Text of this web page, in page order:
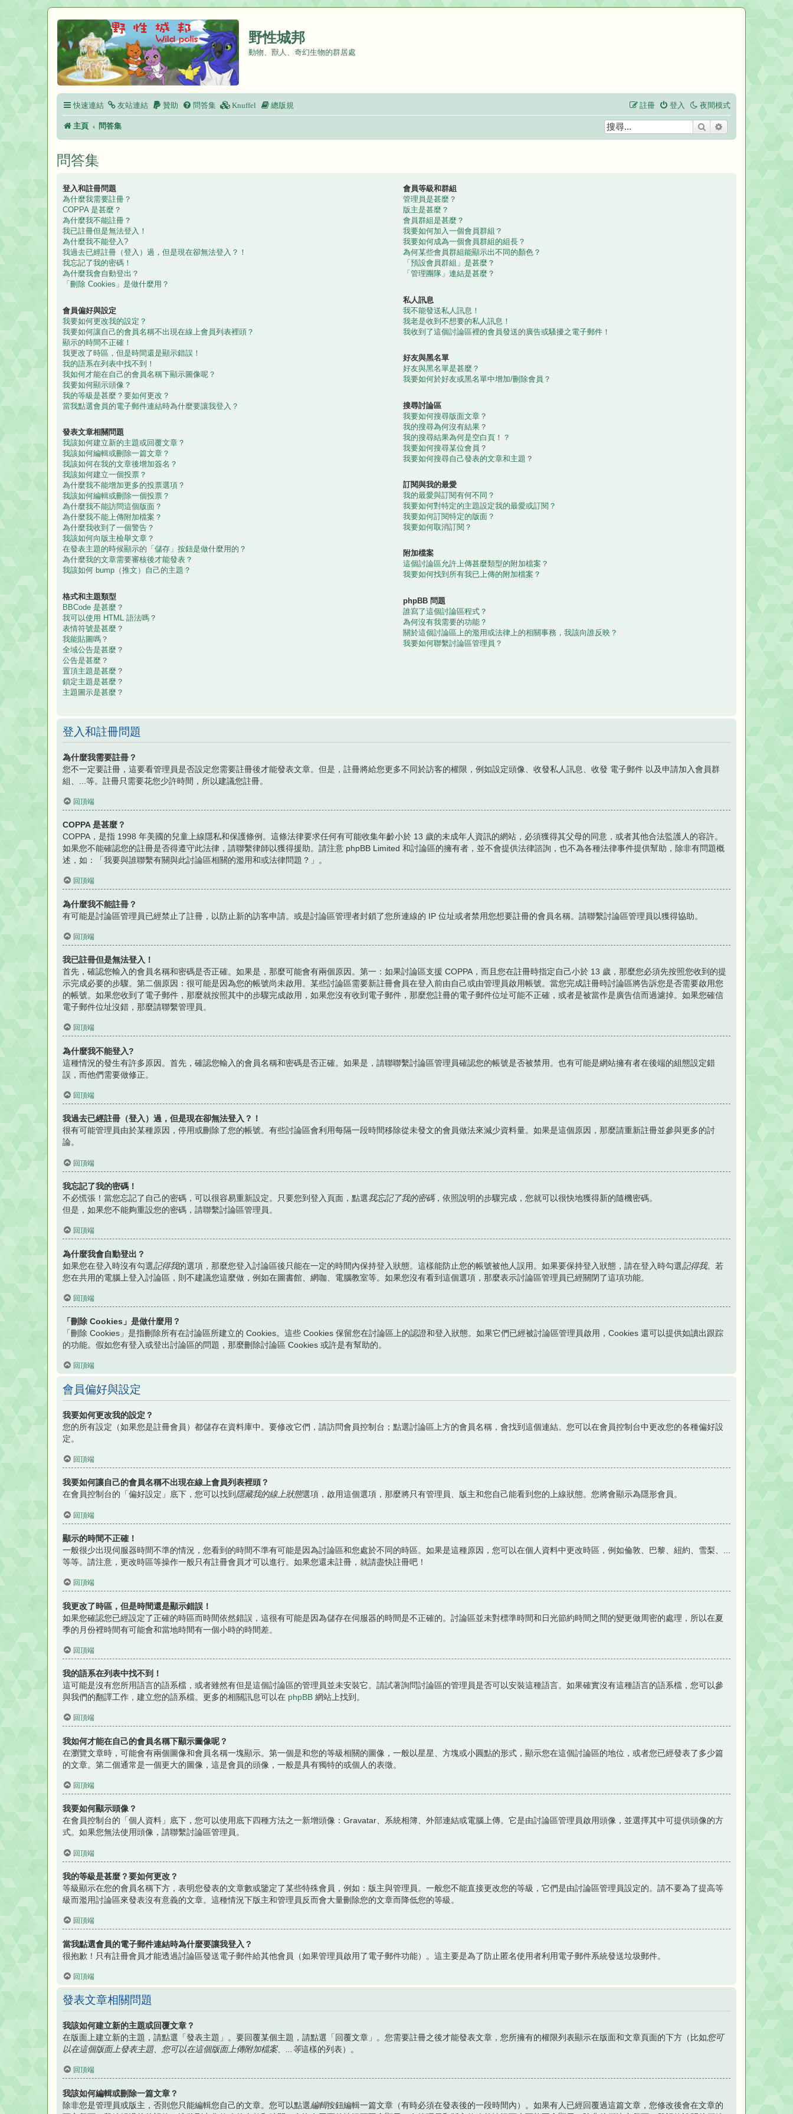
野性城邦
動物、獸人、奇幻生物的群居處
快速連結 夜間模式
友站連結 贊助 問答集 Knuffel 總版規 登入
註冊
主頁 問答集 搜尋
問答集
登入和註冊問題
為什麼我需要註冊？
COPPA 是甚麼？
為什麼我不能註冊？
我已註冊但是無法登入！
為什麼我不能登入?
我過去已經註冊（登入）過，但是現在卻無法登入？！
我忘記了我的密碼！
為什麼我會自動登出？
「刪除 Cookies」是做什麼用？
會員偏好與設定
我要如何更改我的設定？
我要如何讓自己的會員名稱不出現在線上會員列表裡頭？
顯示的時間不正確！
我更改了時區，但是時間還是顯示錯誤！
我的語系在列表中找不到！
我如何才能在自己的會員名稱下顯示圖像呢？
我要如何顯示頭像？
我的等級是甚麼？要如何更改？
當我點選會員的電子郵件連結時為什麼要讓我登入？
發表文章相關問題
我該如何建立新的主題或回覆文章？
我該如何編輯或刪除一篇文章？
我該如何在我的文章後增加簽名？
我該如何建立一個投票？
為什麼我不能增加更多的投票選項？
我該如何編輯或刪除一個投票？
為什麼我不能訪問這個版面？
為什麼我不能上傳附加檔案？
為什麼我收到了一個警告？
我該如何向版主檢舉文章？
在發表主題的時候顯示的「儲存」按鈕是做什麼用的？
為什麼我的文章需要審核後才能發表？
我該如何 bump（推文）自己的主題？
格式和主題類型
BBCode 是甚麼？
我可以使用 HTML 語法嗎？
表情符號是甚麼？
我能貼圖嗎？
全域公告是甚麼？
公告是甚麼？
置頂主題是甚麼？
鎖定主題是甚麼？
主題圖示是甚麼？
會員等級和群組
管理員是甚麼？
版主是甚麼？
會員群組是甚麼？
我要如何加入一個會員群組？
我要如何成為一個會員群組的組長？
為何某些會員群組能顯示出不同的顏色？
「預設會員群組」是甚麼？
「管理團隊」連結是甚麼？
私人訊息
我不能發送私人訊息！
我老是收到不想要的私人訊息！
我收到了這個討論區裡的會員發送的廣告或騷擾之電子郵件！
好友與黑名單
好友與黑名單是甚麼？
我要如何於好友或黑名單中增加/刪除會員？
搜尋討論區
我要如何搜尋版面文章？
我的搜尋為何沒有結果？
我的搜尋結果為何是空白頁！？
我要如何搜尋某位會員？
我要如何搜尋自己發表的文章和主題？
訂閱與我的最愛
我的最愛與訂閱有何不同？
我要如何對特定的主題設定我的最愛或訂閱？
我要如何訂閱特定的版面？
我要如何取消訂閱？
附加檔案
這個討論區允許上傳甚麼類型的附加檔案？
我要如何找到所有我已上傳的附加檔案？
phpBB 問題
誰寫了這個討論區程式？
為何沒有我需要的功能？
關於這個討論區上的濫用或法律上的相關事務，我該向誰反映？
我要如何聯繫討論區管理員？
登入和註冊問題
為什麼我需要註冊？
您不一定要註冊，這要看管理員是否設定您需要註冊後才能發表文章。但是，註冊將給您更多不同於訪客的權限，例如設定頭像、收發私人訊息、收發 電子郵件 以及申請加入會員群
組、...等。註冊只需要花您少許時間，所以建議您註冊。
回頂端
COPPA 是甚麼？
COPPA，是指 1998 年美國的兒童上線隱私和保護條例。這條法律要求任何有可能收集年齡小於 13 歲的未成年人資訊的網站，必須獲得其父母的同意，或者其他合法監護人的容許。
如果您不能確認您的註冊是否得遵守此法律，請聯繫律師以獲得援助。請注意 phpBB Limited 和討論區的擁有者，並不會提供法律諮詢，也不為各種法律事件提供幫助，除非有問題概
述，如：「我要與誰聯繫有關與此討論區相關的濫用和或法律問題？」。
回頂端
為什麼我不能註冊？
有可能是討論區管理員已經禁止了註冊，以防止新的訪客申請。或是討論區管理者封鎖了您所連線的 IP 位址或者禁用您想要註冊的會員名稱。請聯繫討論區管理員以獲得協助。
回頂端
我已註冊但是無法登入！
首先，確認您輸入的會員名稱和密碼是否正確。如果是，那麼可能會有兩個原因。第一：如果討論區支援 COPPA，而且您在註冊時指定自己小於 13 歲，那麼您必須先按照您收到的提
示完成必要的步驟。第二個原因：很可能是因為您的帳號尚未啟用。某些討論區需要新註冊會員在登入前由自己或由管理員啟用帳號。當您完成註冊時討論區將告訴您是否需要啟用您
的帳號。如果您收到了電子郵件，那麼就按照其中的步驟完成啟用，如果您沒有收到電子郵件，那麼您註冊的電子郵件位址可能不正確，或者是被當作是廣告信而過濾掉。如果您確信
電子郵件位址沒錯，那麼請聯繫管理員。
回頂端
為什麼我不能登入?
這種情況的發生有許多原因。首先，確認您輸入的會員名稱和密碼是否正確。如果是，請聯聯繫討論區管理員確認您的帳號是否被禁用。也有可能是網站擁有者在後端的組態設定錯
誤，而他們需要做修正。
回頂端
我過去已經註冊（登入）過，但是現在卻無法登入？！
很有可能管理員由於某種原因，停用或刪除了您的帳號。有些討論區會利用每隔一段時間移除從未發文的會員做法來減少資料量。如果是這個原因，那麼請重新註冊並參與更多的討
論。
回頂端
我忘記了我的密碼！
不必慌張！當您忘記了自己的密碼，可以很容易重新設定。只要您到登入頁面，點選我忘記了我的密碼，依照說明的步驟完成，您就可以很快地獲得新的隨機密碼。
但是，如果您不能夠重設您的密碼，請聯繫討論區管理員。
回頂端
為什麼我會自動登出？
如果您在登入時沒有勾選記得我的選項，那麼您登入討論區後只能在一定的時間內保持登入狀態。這樣能防止您的帳號被他人誤用。如果要保持登入狀態，請在登入時勾選記得我。若
您在共用的電腦上登入討論區，則不建議您這麼做，例如在圖書館、網咖、電腦教室等。如果您沒有看到這個選項，那麼表示討論區管理員已經關閉了這項功能。
回頂端
「刪除 Cookies」是做什麼用？
「刪除 Cookies」是指刪除所有在討論區所建立的 Cookies。這些 Cookies 保留您在討論區上的認證和登入狀態。如果它們已經被討論區管理員啟用，Cookies 還可以提供如讀出跟踪
的功能。假如您有登入或登出討論區的問題，那麼刪除討論區 Cookies 或許是有幫助的。
回頂端
會員偏好與設定
我要如何更改我的設定？
您的所有設定（如果您是註冊會員）都儲存在資料庫中。要修改它們，請訪問會員控制台；點選討論區上方的會員名稱，會找到這個連結。您可以在會員控制台中更改您的各種偏好設
定。
回頂端
我要如何讓自己的會員名稱不出現在線上會員列表裡頭？
在會員控制台的「偏好設定」底下，您可以找到 隱藏我的線上狀態選項，啟用這個選項，那麼將只有管理員、版主和您自己能看到您的上線狀態。您將會顯示為隱形會員。
回頂端
顯示的時間不正確！
一般很少出現伺服器時間不準的情況，您看到的時間不準有可能是因為討論區和您處於不同的時區。如果是這種原因，您可以在個人資料中更改時區，例如倫敦、巴黎、紐約、雪梨、...
等等。請注意，更改時區等操作一般只有註冊會員才可以進行。如果您還未註冊，就請盡快註冊吧！
回頂端
我更改了時區，但是時間還是顯示錯誤！
如果您確認您已經設定了正確的時區而時間依然錯誤，這很有可能是因為儲存在伺服器的時間是不正確的。討論區並未對標準時間和日光節約時間之間的變更做周密的處理，所以在夏
季的月份裡時間有可能會和當地時間有一個小時的時間差。
回頂端
我的語系在列表中找不到！
這可能是沒有您所用語言的語系檔，或者雖然有但是這個討論區的管理員並未安裝它。請試著詢問討論區的管理員是否可以安裝這種語言。如果確實沒有這種語言的語系檔，您可以參
與我們的翻譯工作，建立您的語系檔。更多的相關訊息可以在 phpBB 網站上找到。
回頂端
我如何才能在自己的會員名稱下顯示圖像呢？
在瀏覽文章時，可能會有兩個圖像和會員名稱一塊顯示。第一個是和您的等級相關的圖像，一般以星星、方塊或小圓點的形式，顯示您在這個討論區的地位，或者您已經發表了多少篇
的文章。第二個通常是一個更大的圖像，這是會員的頭像，一般是具有獨特的或個人的表徵。
回頂端
我要如何顯示頭像？
在會員控制台的「個人資料」底下，您可以使用底下四種方法之一新增頭像：Gravatar、系統相簿、外部連結或電腦上傳。它是由討論區管理員啟用頭像，並選擇其中可提供頭像的方
式。如果您無法使用頭像，請聯繫討論區管理員。
回頂端
我的等級是甚麼？要如何更改？
等級顯示在您的會員名稱下方，表明您發表的文章數或鑒定了某些特殊會員，例如：版主與管理員。一般您不能直接更改您的等級，它們是由討論區管理員設定的。請不要為了提高等
級而濫用討論區來發表沒有意義的文章。這種情況下版主和管理員反而會大量刪除您的文章而降低您的等級。
回頂端
當我點選會員的電子郵件連結時為什麼要讓我登入？
很抱歉！只有註冊會員才能透過討論區發送電子郵件給其他會員（如果管理員啟用了電子郵件功能）。這主要是為了防止匿名使用者利用電子郵件系統發送垃圾郵件。
回頂端
發表文章相關問題
我該如何建立新的主題或回覆文章？
在版面上建立新的主題，請點選「發表主題」。要回覆某個主題，請點選「回覆文章」。您需要註冊之後才能發表文章，您所擁有的權限列表顯示在版面和文章頁面的下方（比如您可
以在這個版面上發表主題、您可以在這個版面上傳附加檔案、...等這樣的列表）。
回頂端
我該如何編輯或刪除一篇文章？
除非您是管理員或版主，否則您只能編輯您自己的文章。您可以點選編輯按鈕編輯一篇文章（有時必須在發表後的一段時間內）。如果有人已經回覆過這篇文章，您修改後會在文章的